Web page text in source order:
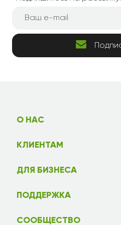
Тарко-Сале
в срок и свежие цветы.
Татьяна
Прекрасные цветы!
О НАС
КЛИЕНТАМ
ДЛЯ БИЗНЕСА
ПОДДЕРЖКА
СООБЩЕСТВО